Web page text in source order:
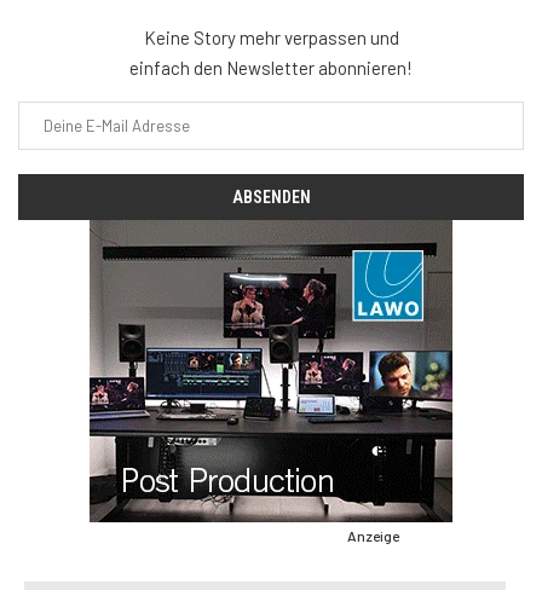
Keine Story mehr verpassen und
einfach den Newsletter abonnieren!
Anzeige